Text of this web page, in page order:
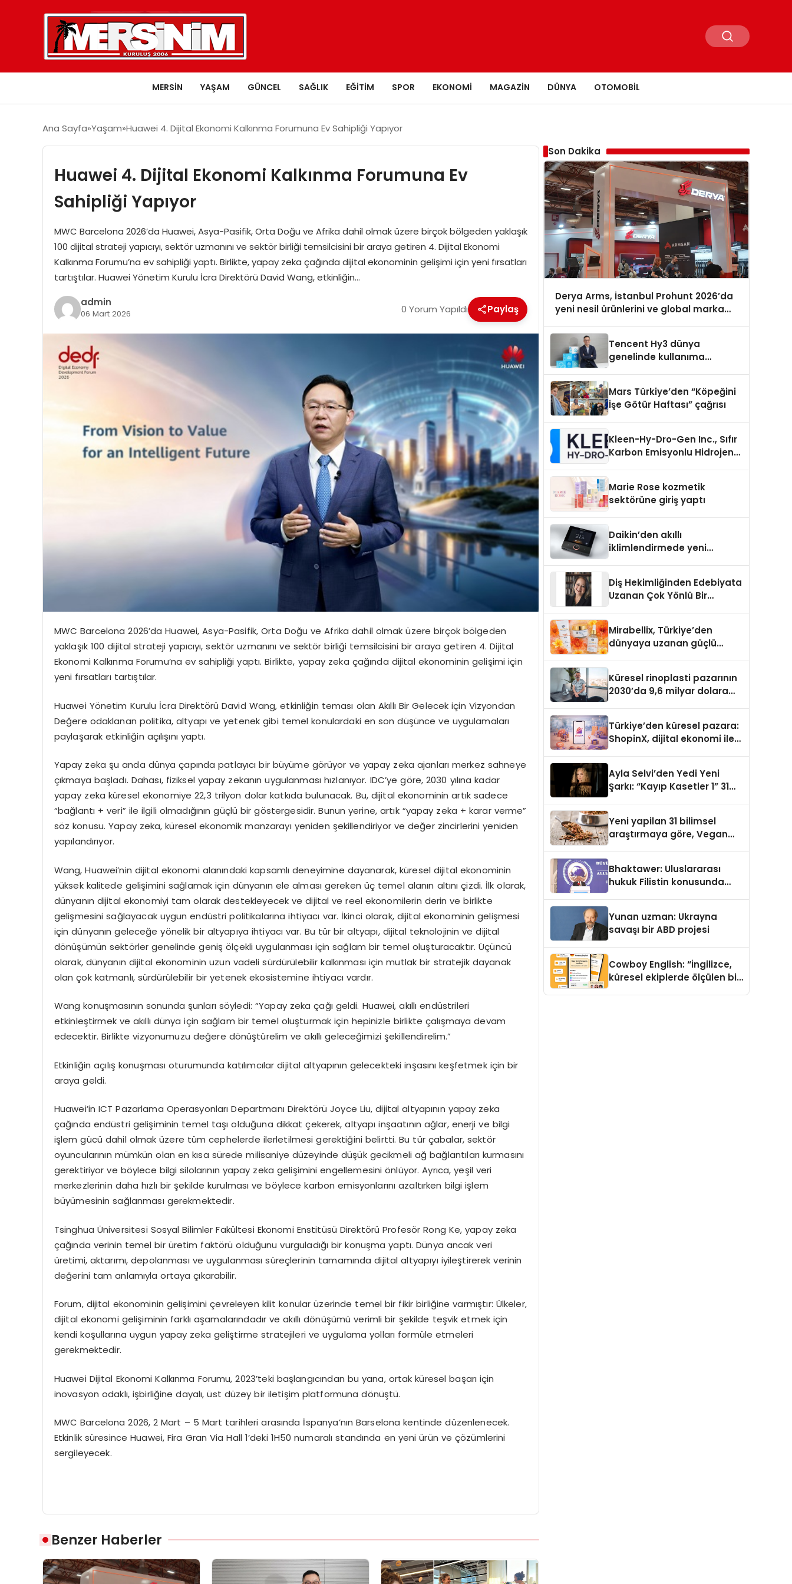
MERSIN YAŞAM GÜNCEL SAĞLIK EĞITIM SPOR EKONOMI MAGAZIN DÜNYA OTOMOBIL
Ana Sayfa Yaşam Huawei 4. Dijital Ekonomi Kalkınma Forumuna Ev Sahipliği Yapıyor
Huawei 4. Dijital Ekonomi Kalkınma Forumuna Ev
Sahipliği Yapıyor
MWC Barcelona 2026’da Huawei, Asya-Pasifik, Orta Doğu ve Afrika dahil olmak üzere birçok bölgeden yaklaşık
100 dijital strateji yapıcıyı, sektör uzmanını ve sektör birliği temsilcisini bir araya getiren 4. Dijital Ekonomi
Kalkınma Forumu’na ev sahipliği yaptı. Birlikte, yapay zeka çağında dijital ekonominin gelişimi için yeni fırsatları
tartıştılar. Huawei Yönetim Kurulu İcra Direktörü David Wang, etkinliğin…
admin
06 Mart 2026 0 Yorum Yapıldı Paylaş
MWC Barcelona 2026’da Huawei, Asya-Pasifik, Orta Doğu ve Afrika dahil olmak üzere birçok bölgeden
yaklaşık 100 dijital strateji yapıcıyı, sektör uzmanını ve sektör birliği temsilcisini bir araya getiren 4. Dijital
Ekonomi Kalkınma Forumu’na ev sahipliği yaptı. Birlikte, yapay zeka çağında dijital ekonominin gelişimi için
yeni fırsatları tartıştılar.
Huawei Yönetim Kurulu İcra Direktörü David Wang, etkinliğin teması olan Akıllı Bir Gelecek için Vizyondan
Değere odaklanan politika, altyapı ve yetenek gibi temel konulardaki en son düşünce ve uygulamaları
paylaşarak etkinliğin açılışını yaptı.
Yapay zeka şu anda dünya çapında patlayıcı bir büyüme görüyor ve yapay zeka ajanları merkez sahneye
çıkmaya başladı. Dahası, fiziksel yapay zekanın uygulanması hızlanıyor. IDC’ye göre, 2030 yılına kadar
yapay zeka küresel ekonomiye 22,3 trilyon dolar katkıda bulunacak. Bu, dijital ekonominin artık sadece
“bağlantı + veri” ile ilgili olmadığının güçlü bir göstergesidir. Bunun yerine, artık “yapay zeka + karar verme”
söz konusu. Yapay zeka, küresel ekonomik manzarayı yeniden şekillendiriyor ve değer zincirlerini yeniden
yapılandırıyor.
Wang, Huawei’nin dijital ekonomi alanındaki kapsamlı deneyimine dayanarak, küresel dijital ekonominin
yüksek kalitede gelişimini sağlamak için dünyanın ele alması gereken üç temel alanın altını çizdi. İlk olarak,
dünyanın dijital ekonomiyi tam olarak destekleyecek ve dijital ve reel ekonomilerin derin ve birlikte
gelişmesini sağlayacak uygun endüstri politikalarına ihtiyacı var. İkinci olarak, dijital ekonominin gelişmesi
için dünyanın geleceğe yönelik bir altyapıya ihtiyacı var. Bu tür bir altyapı, dijital teknolojinin ve dijital
dönüşümün sektörler genelinde geniş ölçekli uygulanması için sağlam bir temel oluşturacaktır. Üçüncü
olarak, dünyanın dijital ekonominin uzun vadeli sürdürülebilir kalkınması için mutlak bir stratejik dayanak
olan çok katmanlı, sürdürülebilir bir yetenek ekosistemine ihtiyacı vardır.
Wang konuşmasının sonunda şunları söyledi: “Yapay zeka çağı geldi. Huawei, akıllı endüstrileri
etkinleştirmek ve akıllı dünya için sağlam bir temel oluşturmak için hepinizle birlikte çalışmaya devam
edecektir. Birlikte vizyonumuzu değere dönüştürelim ve akıllı geleceğimizi şekillendirelim.”
Etkinliğin açılış konuşması oturumunda katılımcılar dijital altyapının gelecekteki inşasını keşfetmek için bir
araya geldi.
Huawei’in ICT Pazarlama Operasyonları Departmanı Direktörü Joyce Liu, dijital altyapının yapay zeka
çağında endüstri gelişiminin temel taşı olduğuna dikkat çekerek, altyapı inşaatının ağlar, enerji ve bilgi
işlem gücü dahil olmak üzere tüm cephelerde ilerletilmesi gerektiğini belirtti. Bu tür çabalar, sektör
oyuncularının mümkün olan en kısa sürede milisaniye düzeyinde düşük gecikmeli ağ bağlantıları kurmasını
gerektiriyor ve böylece bilgi silolarının yapay zeka gelişimini engellemesini önlüyor. Ayrıca, yeşil veri
merkezlerinin daha hızlı bir şekilde kurulması ve böylece karbon emisyonlarını azaltırken bilgi işlem
büyümesinin sağlanması gerekmektedir.
Tsinghua Üniversitesi Sosyal Bilimler Fakültesi Ekonomi Enstitüsü Direktörü Profesör Rong Ke, yapay zeka
çağında verinin temel bir üretim faktörü olduğunu vurguladığı bir konuşma yaptı. Dünya ancak veri
üretimi, aktarımı, depolanması ve uygulanması süreçlerinin tamamında dijital altyapıyı iyileştirerek verinin
değerini tam anlamıyla ortaya çıkarabilir.
Forum, dijital ekonominin gelişimini çevreleyen kilit konular üzerinde temel bir fikir birliğine varmıştır: Ülkeler,
dijital ekonomi gelişiminin farklı aşamalarındadır ve akıllı dönüşümü verimli bir şekilde teşvik etmek için
kendi koşullarına uygun yapay zeka geliştirme stratejileri ve uygulama yolları formüle etmeleri
gerekmektedir.
Huawei Dijital Ekonomi Kalkınma Forumu, 2023’teki başlangıcından bu yana, ortak küresel başarı için
inovasyon odaklı, işbirliğine dayalı, üst düzey bir iletişim platformuna dönüştü.
MWC Barcelona 2026, 2 Mart – 5 Mart tarihleri arasında İspanya’nın Barselona kentinde düzenlenecek.
Etkinlik süresince Huawei, Fira Gran Via Hall 1’deki 1H50 numaralı standında en yeni ürün ve çözümlerini
sergileyecek.
Benzer Haberler
Son Dakika
Derya Arms, İstanbul Prohunt 2026’da
yeni nesil ürünlerini ve global marka
Tencent Hy3 dünya
genelinde kullanıma
Mars Türkiye’den “Köpeğini
İşe Götür Haftası” çağrısı
Kleen-Hy-Dro-Gen Inc., Sıfır
Karbon Emisyonlu Hidrojen
Aldı
Marie Rose kozmetik
sektörüne giriş yaptı
Daikin’den akıllı
iklimlendirmede yeni
Diş Hekimliğinden Edebiyata
Uzanan Çok Yönlü Bir
Mirabellix, Türkiye’den
dünyaya uzanan güçlü
Küresel rinoplasti pazarının
2030’da 9,6 milyar dolara
Türkiye’den küresel pazara:
ShopinX, dijital ekonomi ile
Ayla Selvi’den Yedi Yeni
Şarkı: “Kayıp Kasetler 1” 31
Yeni yapilan 31 bilimsel
araştırmaya göre, Vegan
Sindirildiğini Ortaya Koydu
Bhaktawer: Uluslararası
hukuk Filistin konusunda
Yunan uzman: Ukrayna
savaşı bir ABD projesi
Cowboy English: “İngilizce,
küresel ekiplerde ölçülen bir